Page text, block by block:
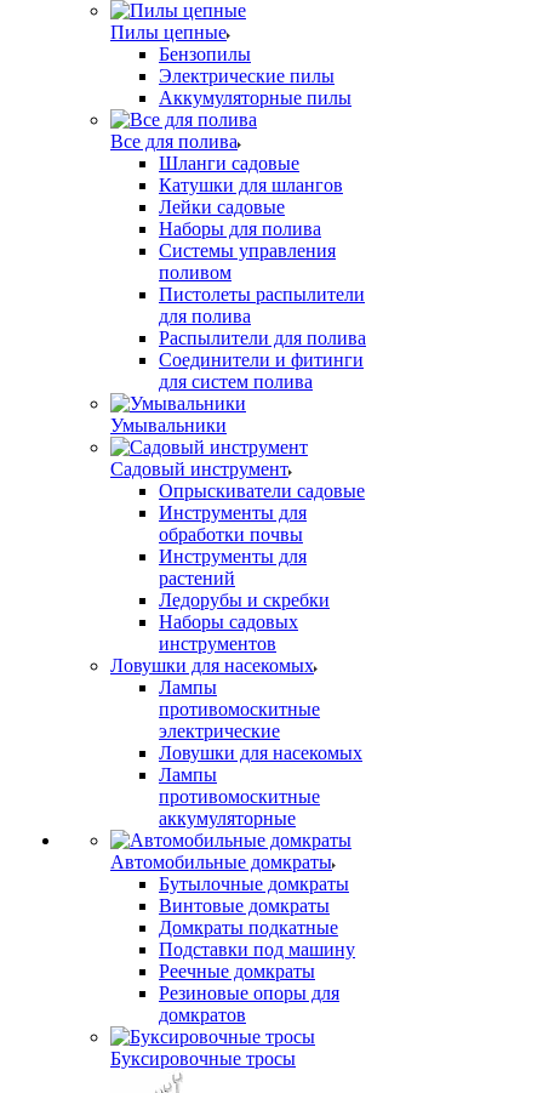
Пилы цепные
Бензопилы
Электрические пилы
Аккумуляторные пилы
Все для полива
Шланги садовые
Катушки для шлангов
Лейки садовые
Наборы для полива
Системы управления
поливом
Пистолеты распылители
для полива
Распылители для полива
Соединители и фитинги
для систем полива
Умывальники
Садовый инструмент
Опрыскиватели садовые
Инструменты для
обработки почвы
Инструменты для
растений
Ледорубы и скребки
Наборы садовых
инструментов
Ловушки для насекомых
Лампы
противомоскитные
электрические
Ловушки для насекомых
Лампы
противомоскитные
аккумуляторные
Автомобильные домкраты
Бутылочные домкраты
Винтовые домкраты
Домкраты подкатные
Подставки под машину
Реечные домкраты
Резиновые опоры для
домкратов
Буксировочные тросы